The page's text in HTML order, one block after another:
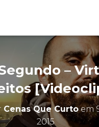
–
Cenas Que Curtoem
2015